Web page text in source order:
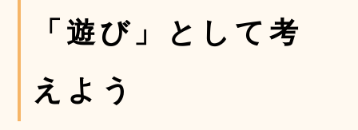
「遊び」として考
えよう